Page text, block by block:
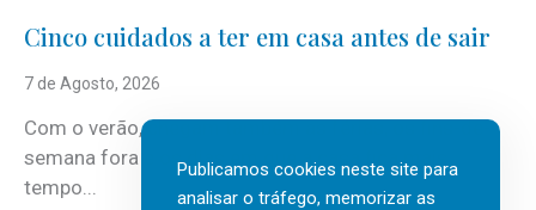
Cinco cuidados a ter em casa antes de sair
7 de Agosto, 2026
Com o verão, chegam também as férias, os fins-de-
semana fora e os dias em que a casa fica mais
tempo...
Publicamos cookies neste site para
analisar o tráfego, memorizar as